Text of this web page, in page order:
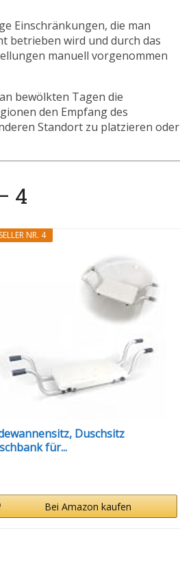
Einschränkungen, die man
betrieben wird und durch das
manuell vorgenommen
bewölkten Tagen die
den Empfang des
Standort zu platzieren oder
4
NR. 4
Duschsitz
für...
Bei Amazon kaufen